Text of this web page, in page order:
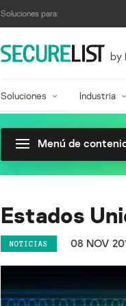
Soluciones para:
by
Soluciones Industria
Menú de
Estados
NOTICIAS 08 NOV